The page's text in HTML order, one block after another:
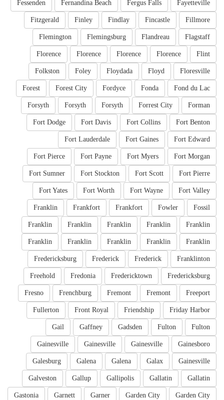
Fayetteville
Fergus Falls
Fernandina Beach
Fessenden
Fillmore
Fincastle
Findlay
Finley
Fitzgerald
Flagstaff
Flandreau
Flemingsburg
Flemington
Flint
Florence
Florence
Florence
Florence
Floresville
Floyd
Floydada
Foley
Folkston
Fond du Lac
Fonda
Fordyce
Forest City
Forest
Forman
Forrest City
Forsyth
Forsyth
Forsyth
Fort Benton
Fort Collins
Fort Davis
Fort Dodge
Fort Edward
Fort Gaines
Fort Lauderdale
Fort Morgan
Fort Myers
Fort Payne
Fort Pierce
Fort Pierre
Fort Scott
Fort Stockton
Fort Sumner
Fort Valley
Fort Wayne
Fort Worth
Fort Yates
Fossil
Fowler
Frankfort
Frankfort
Franklin
Franklin
Franklin
Franklin
Franklin
Franklin
Franklin
Franklin
Franklin
Franklin
Franklin
Franklinton
Frederick
Frederick
Fredericksburg
Fredericksburg
Fredericktown
Fredonia
Freehold
Freeport
Fremont
Fremont
Frenchburg
Fresno
Friday Harbor
Friendship
Front Royal
Fullerton
Fulton
Fulton
Gadsden
Gaffney
Gail
Gainesboro
Gainesville
Gainesville
Gainesville
Gainesville
Galax
Galena
Galena
Galesburg
Gallatin
Gallatin
Gallipolis
Gallup
Galveston
Garden City
Garden City
Garner
Garnett
Gastonia